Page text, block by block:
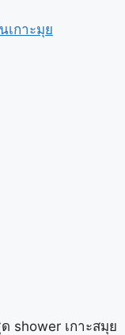
เกาะมุย
shower เกาะสมุย